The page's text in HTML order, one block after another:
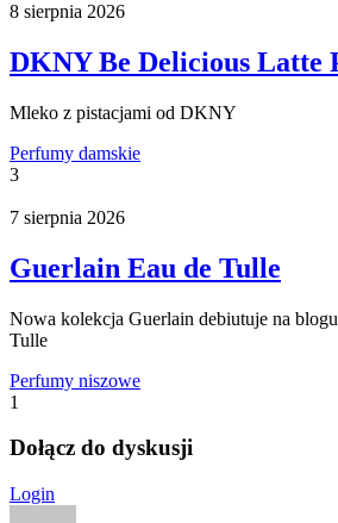
8 sierpnia 2026
DKNY Be Delicious Latte
Mleko z pistacjami od DKNY
Perfumy damskie
3
7 sierpnia 2026
Guerlain Eau de Tulle
Nowa kolekcja Guerlain debiutuje na
Tulle
Perfumy niszowe
1
Dołącz do dyskusji
Login